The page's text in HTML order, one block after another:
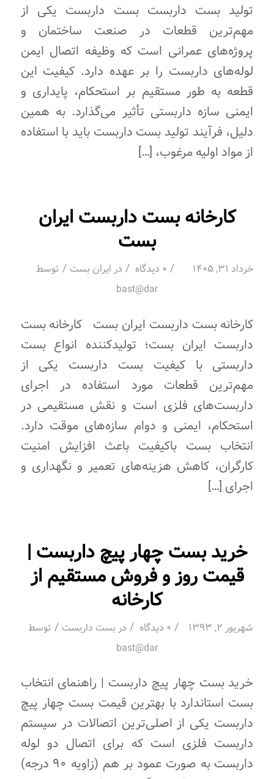
تولید بست داربست بست داربست یکی از
مهم‌ترین قطعات در صنعت ساختمان و
پروژه‌های عمرانی است که وظیفه اتصال ایمن
لوله‌های داربست را بر عهده دارد. کیفیت این
قطعه به طور مستقیم بر استحکام، پایداری و
ایمنی سازه داربستی تأثیر می‌گذارد. به همین
دلیل، فرآیند تولید بست داربست باید با استفاده
از مواد اولیه مرغوب، […]
کارخانه بست داربست ایران
بست
خرداد 31, 1405 / 0 دیدگاه / در ایران بست / توسط
bast@dar
کارخانه بست داربست ایران بست کارخانه بست
داربست ایران بست؛ تولیدکننده انواع بست
داربستی با کیفیت بست داربست یکی از
مهم‌ترین قطعات مورد استفاده در اجرای
داربست‌های فلزی است و نقش مستقیمی در
استحکام، ایمنی و دوام سازه‌های موقت دارد.
انتخاب بست باکیفیت باعث افزایش امنیت
کارگران، کاهش هزینه‌های تعمیر و نگهداری و
اجرای […]
خرید بست چهار پیچ داربست |
قیمت روز و فروش مستقیم از
کارخانه
شهریور 2, 1393 / 0 دیدگاه / دربست داربست / توسط
bast@dar
خرید بست چهار پیچ داربست | راهنمای انتخاب
بست استاندارد با بهترین قیمت بست چهار پیچ
داربست یکی از اصلی‌ترین اتصالات در سیستم
داربست فلزی است که برای اتصال دو لوله
داربست به صورت عمود بر هم (زاویه ۹۰ درجه)